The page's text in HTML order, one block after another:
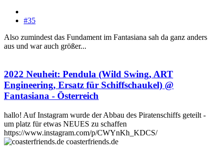
#35
Also zumindest das Fundament im Fantasiana sah da ganz anders
aus und war auch größer...
2022 Neuheit: Pendula (Wild Swing, ART
Engineering, Ersatz für Schiffschaukel) @
Fantasiana - Österreich
hallo! Auf Instagram wurde der Abbau des Piratenschiffs geteilt -
um platz für etwas NEUES zu schaffen
https://www.instagram.com/p/CWYnKh_KDCS/
coasterfriends.de